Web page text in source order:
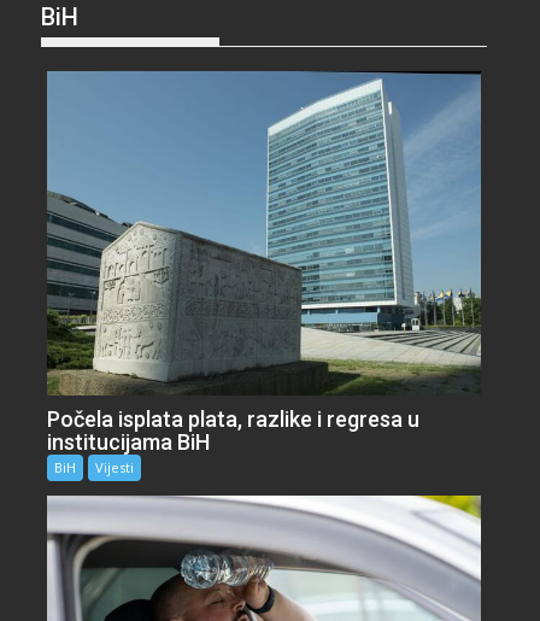
BiH
Počela isplata plata, razlike i regresa u
institucijama BiH
BiH Vijesti